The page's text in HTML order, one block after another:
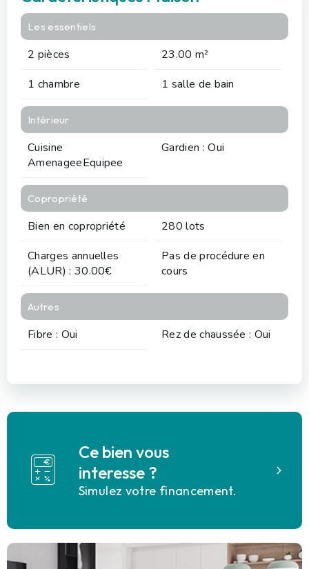
Les essentiels
2 pièces
23.00 m²
1 chambre
1 salle de bain
Intérieur
Cuisine
AmenageeEquipee
Gardien : Oui
Copropriété
Bien en copropriété
280 lots
Charges annuelles
(ALUR) : 30.00€
Pas de procédure en
cours
Autres
Fibre : Oui Rez de chaussée : Oui
Ce bien vous
interesse ?
Simulez votre financement.